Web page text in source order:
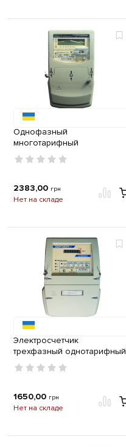
Однофазный
многотарифный
электросчетчик СЕ 102-U .2
S7 146-JAVLFZ 230В (5-100А)
2383,00 грн
Нет на складе
Электросчетчик
трехфазный однотарифный
ЦЭ 6804- U/1 220В 5-120А
3ф. 4пр. МШ35 И
1650,00 грн
Нет на складе